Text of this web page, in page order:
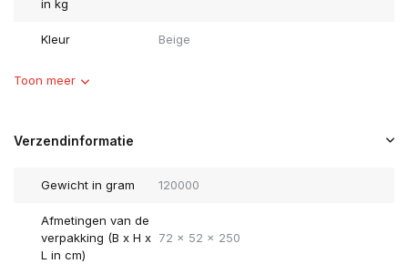
in kg
Kleur Beige
Toon meer
Verzendinformatie
Gewicht in gram 120000
Afmetingen van de
verpakking (B x H x
L in cm)
72 x 52 x 250